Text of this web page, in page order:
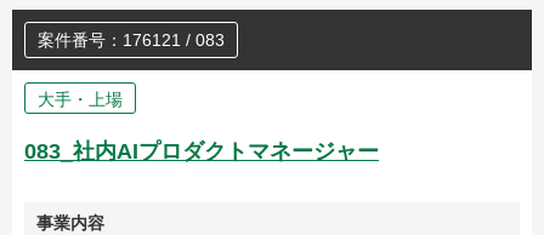
案件番号：176121 / 083
大手・上場
083_社内AIプロダクトマネージャー
事業内容